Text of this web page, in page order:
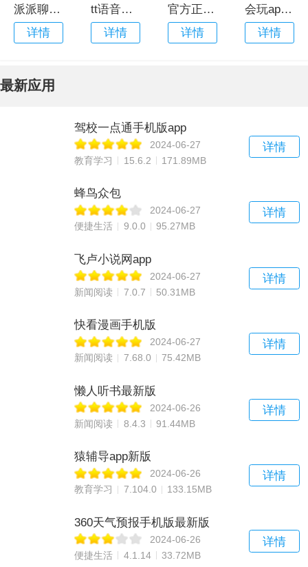
派派聊天软件最新版
详情
tt语音正版
详情
官方正版微信软件
详情
会玩app官网版
详情
最新应用
驾校一点通手机版app
2024-06-27
教育学习
15.6.2 171.89MB
详情
蜂鸟众包
2024-06-27
便捷生活
9.0.0 95.27MB
详情
飞卢小说网app
2024-06-27
新闻阅读
7.0.7 50.31MB
详情
快看漫画手机版
2024-06-27
新闻阅读
7.68.0 75.42MB
详情
懒人听书最新版
2024-06-26
新闻阅读
8.4.3 91.44MB
详情
猿辅导app新版
2024-06-26
教育学习
7.104.0 133.15MB
详情
360天气预报手机版最新版
2024-06-26
便捷生活
4.1.14 33.72MB
详情